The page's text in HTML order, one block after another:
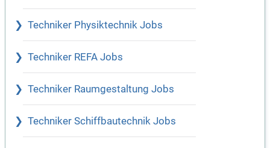
Techniker Physiktechnik Jobs
Techniker REFA Jobs
Techniker Raumgestaltung Jobs
Techniker Schiffbautechnik Jobs